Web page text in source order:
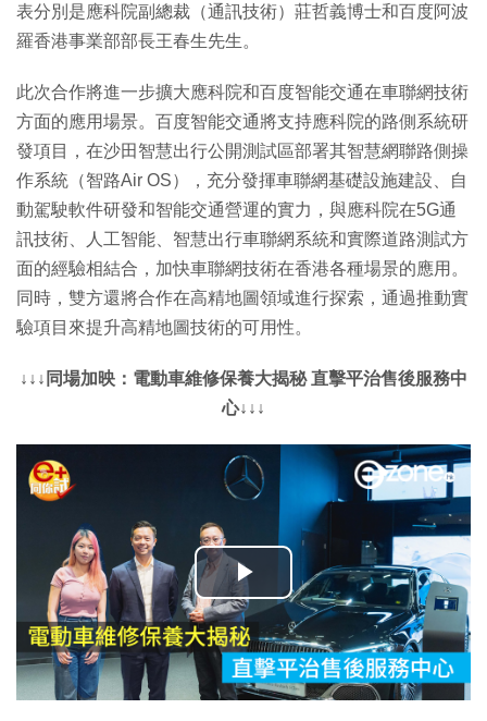
表分別是應科院副總裁（通訊技術）莊哲義博士和百度阿波
羅香港事業部部長王春生先生。
此次合作將進一步擴大應科院和百度智能交通在車聯網技術
方面的應用場景。百度智能交通將支持應科院的路側系統研
發項目，在沙田智慧出行公開測試區部署其智慧網聯路側操
作系統（智路Air OS），充分發揮車聯網基礎設施建設、自
動駕駛軟件研發和智能交通營運的實力，與應科院在5G通
訊技術、人工智能、智慧出行車聯網系統和實際道路測試方
面的經驗相結合，加快車聯網技術在香港各種場景的應用。
同時，雙方還將合作在高精地圖領域進行探索，通過推動實
驗項目來提升高精地圖技術的可用性。
↓↓↓同場加映：電動車維修保養大揭秘 直擊平治售後服務中
心↓↓↓
播
放
影